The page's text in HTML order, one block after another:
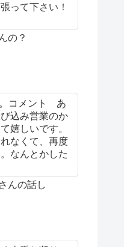
って下さい！
の？
コメント あ
込み営業のか
嬉しいです。
なくて、再度
なんとかした
んの話し